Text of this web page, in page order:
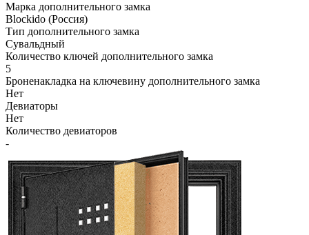
Марка дополнительного замка
Blockido (Россия)
Тип дополнительного замка
Сувальдный
Количество ключей дополнительного замка
5
Броненакладка на ключевину дополнительного замка
Нет
Девиаторы
Нет
Количество девиаторов
-